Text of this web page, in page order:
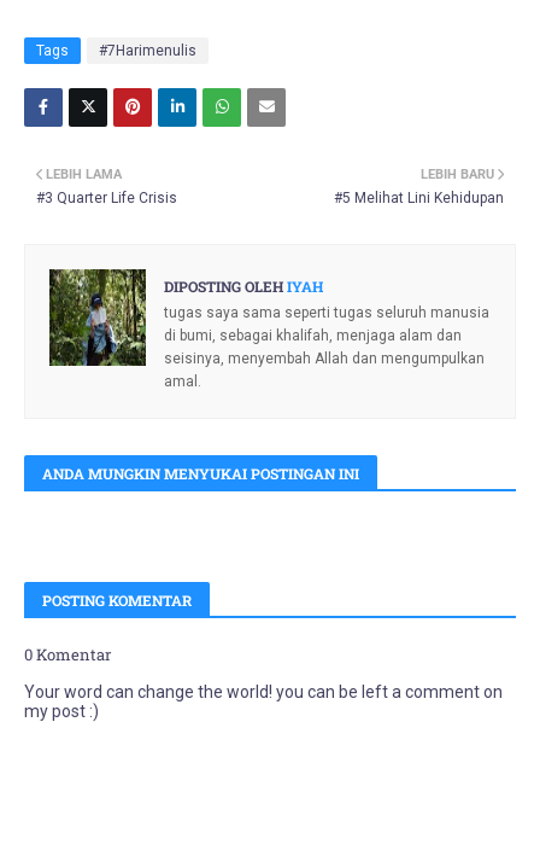
Tags #7Harimenulis
LEBIH BARU
#5 Melihat Lini Kehidupan
LEBIH LAMA
#3 Quarter Life Crisis
DIPOSTING OLEHIYAH
tugas saya sama seperti tugas seluruh manusia
di bumi, sebagai khalifah, menjaga alam dan
seisinya, menyembah Allah dan mengumpulkan
amal.
ANDA MUNGKIN MENYUKAI POSTINGAN INI
POSTING KOMENTAR
0 Komentar
Your word can change the world! you can be left a comment on
my post :)